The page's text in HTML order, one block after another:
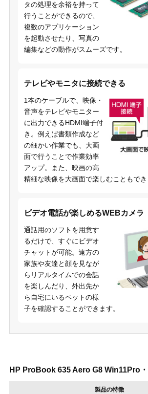
タの処理を余裕を持って
行うことができるので、
複数のアプリケーション
を起動させたり、写真の
編集などの動作がスムーズです。
テレビやモニタに接続できる
1本のケーブルで、映像・
音声をテレビやモニター
に出力できるHDMI端子付
き。例えば書類作成など
の細かい作業でも、大画
面で行うことで作業効率
アップ。また、映画の高
精細な映像を大画面で楽しむこともでき
ビデオ電話が楽しめるWEBカメラ
通話用のソフトを用意す
るだけで、すぐにビデオ
チャットが可能。遠方の
家族や友達と顔を見なが
らリアルタイムでの会話
を楽しんだり、外出先か
ら自宅にいるペットの様
子を確認することができます。
HP ProBook 635 Aero G8 Win11Pro
製品の特徴